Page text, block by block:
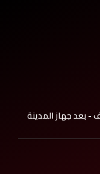
- بعد جهاز المدينة